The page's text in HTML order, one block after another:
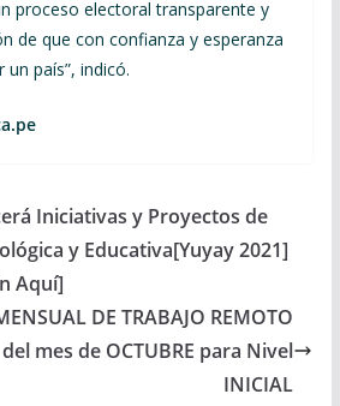
proceso electoral transparente y
de que con confianza y esperanza
país”, indicó.
Iniciativas y Proyectos de
y Educativa[Yuyay 2021]
Aquí]
DE TRABAJO REMOTO
del mes de OCTUBRE para Nivel
INICIAL